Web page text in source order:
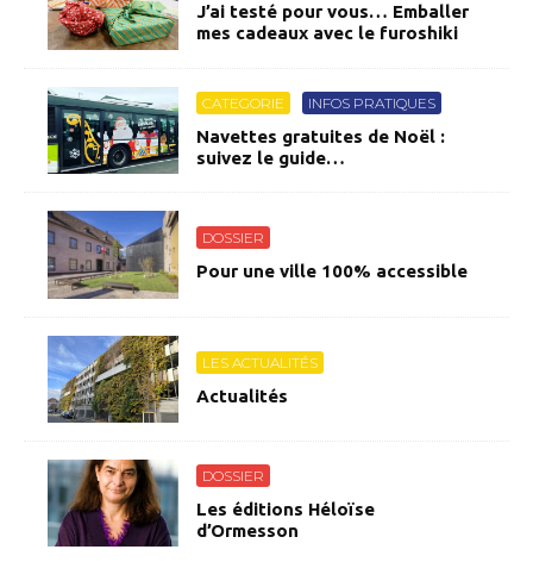
J’ai testé pour vous… Emballer
mes cadeaux avec le furoshiki
CATEGORIE INFOS PRATIQUES
Navettes gratuites de Noël :
suivez le guide…
DOSSIER
Pour une ville 100% accessible
LES ACTUALITÉS
Actualités
DOSSIER
Les éditions Héloïse
d’Ormesson